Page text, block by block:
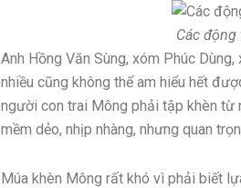
Các
Anh Hồng Văn Sùng, xóm Phúc
nhiều cũng không thể am hiểu hết
người con trai Mông phải tập khèn từ
mềm dẻo, nhịp nhàng, nhưng quan
Múa khèn Mông rất khó vì phải biết